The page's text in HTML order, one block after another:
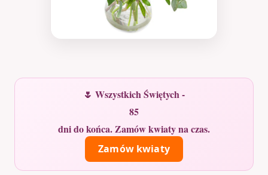
🌷 Wszystkich Świętych -
85
dni do końca. Zamów kwiaty na czas.
Zamów kwiaty